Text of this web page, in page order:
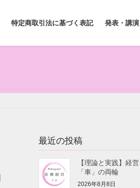
特定商取引法に基づく表記 発表・講
最近の投稿
【理論と実践】経
「車」の両輪
2026年8月8日